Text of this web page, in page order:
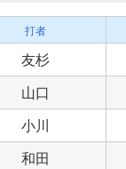
打者
友杉
山口
小川
和田